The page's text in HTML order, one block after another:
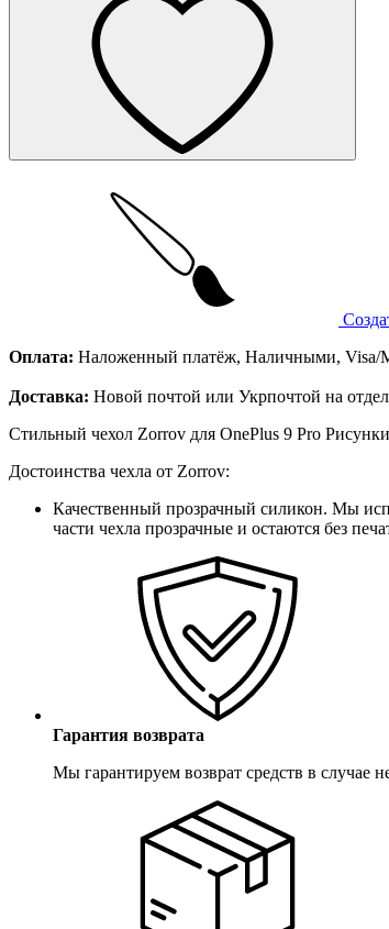
Оплата: Наложенный платёж, Наличными, Visa/
Доставка: Новой почтой или Укрпочтой на
Стильный чехол Zorrov для OnePlus 9 Pro
Достоинства чехла от Zorrov:
Качественный прозрачный силикон. Мы
части чехла прозрачные и остаются без
Гарантия возврата
Мы гарантируем возврат средств в случае